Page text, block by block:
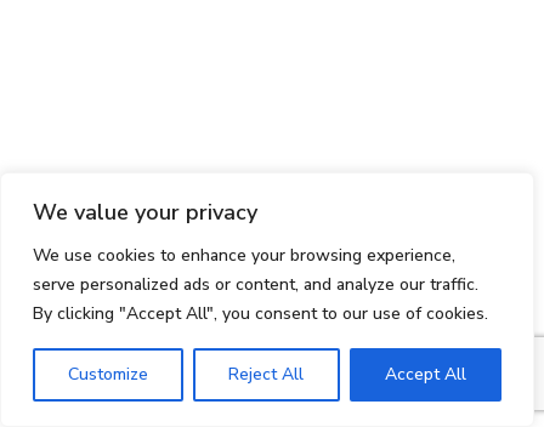
We value your privacy
We use cookies to enhance your browsing experience,
serve personalized ads or content, and analyze our traffic.
By clicking "Accept All", you consent to our use of cookies.
Customize Reject All Accept All